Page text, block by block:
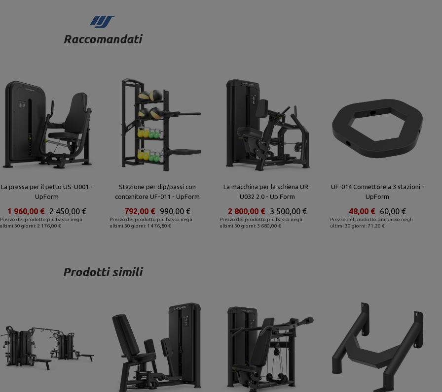
Raccomandati
La pressa per il petto US-U001 -
UpForm
Prezzo del prodotto più basso negli
ultimi 30 giorni: 2 176,00 €
2 450,00 €
1 960,00 €
Stazione per dip/passi con
contenitore UF-011 - UpForm
Prezzo del prodotto più basso negli
ultimi 30 giorni: 1 476,80 €
990,00 €
792,00 €
La macchina per la schiena UR-
U032 2.0 - Up Form
Prezzo del prodotto più basso negli
ultimi 30 giorni: 3 680,00 €
3 500,00 €
2 800,00 €
UF-014 Connettore a 3 stazioni -
UpForm
Prezzo del prodotto più basso negli
ultimi 30 giorni: 71,20 €
60,00 €
48,00 €
Prodotti simili